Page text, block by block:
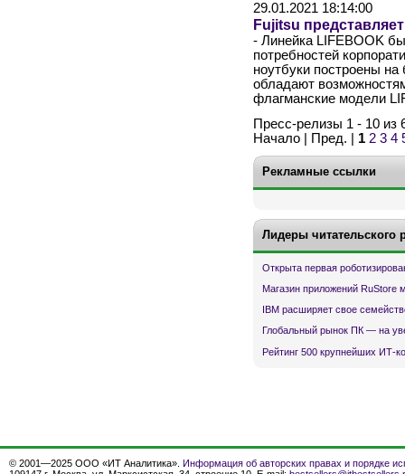
29.01.2021 18:14:00
Fujitsu
- Линейка LIFEBOOK
потребностей
ноутбуки построены
обладают
флагманские модели
Пресс-релизы 1 - 10 из
Начало | Пред. | 1 2 3 4
Рекламные ссылки
Лидеры читательского
Открыта первая
Магазин приложений RuStore
IBM расширяет свое
Глобальный рынок ПК — на
Рейтинг 500 крупнейших ИТ-
© 2001—2025 ООО «ИТ Аналитика». Информация об авторских правах и порядке